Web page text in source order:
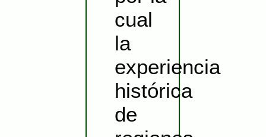
cual
la
experiencia
histórica
de